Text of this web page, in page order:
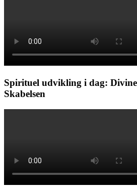
Spirituel udvikling i dag:
Skabelsen